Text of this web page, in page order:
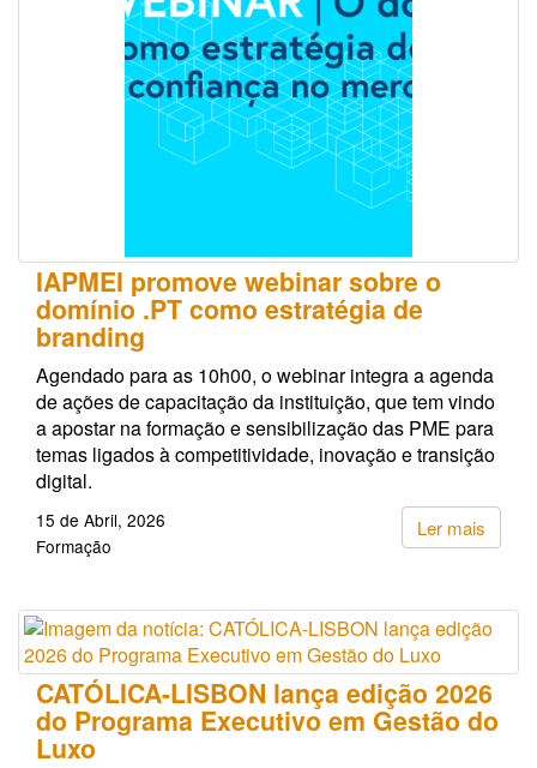
IAPMEI promove webinar sobre o
domínio .PT como estratégia de
branding
Agendado para as 10h00, o webinar integra a agenda
de ações de capacitação da instituição, que tem vindo
a apostar na formação e sensibilização das PME para
temas ligados à competitividade, inovação e transição
digital.
Ler mais
15 de Abril, 2026
Formação
CATÓLICA-LISBON lança edição 2026
do Programa Executivo em Gestão do
Luxo